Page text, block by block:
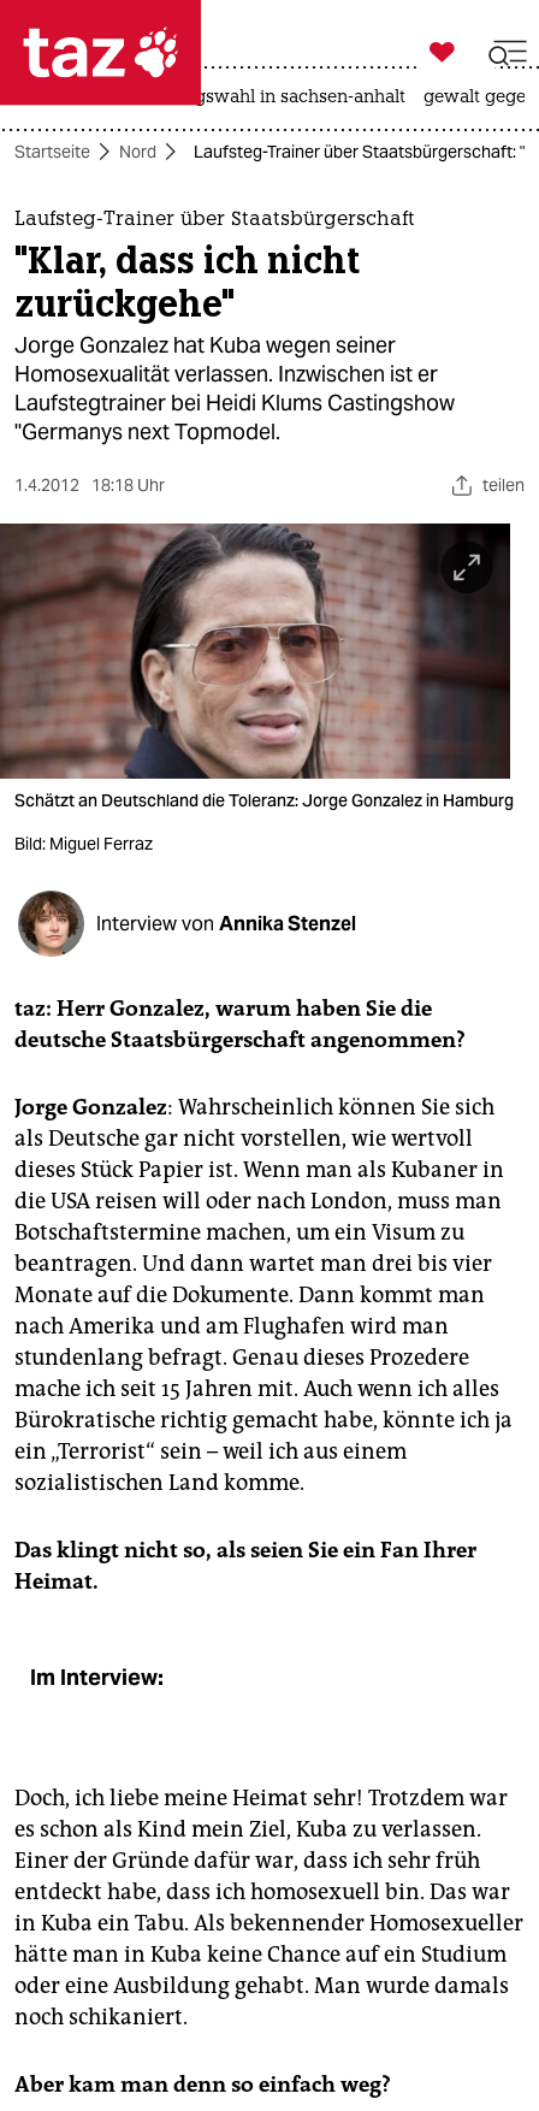
 taz zahl ich
taz zahl ich
themen
politik
öko
gesellschaft
kultur
sport
berlin
nord
wahrheit
verlag
verlag
veranstaltungen
shop
fragen & hilfe
unterstützen
genossenschaft

taz zahl ich
landtagswahl in sachsen-anhalt gewalt
Startseite Nord Laufsteg-Trainer über Staatsbürgerschaft:
Laufsteg-Trainer über Staatsbürgerschaft
"Klar, dass ich nicht
zurückgehe"
Jorge Gonzalez hat Kuba wegen seiner
Homosexualität verlassen. Inzwischen ist er
Laufstegtrainer bei Heidi Klums Castingshow
"Germanys next Topmodel.
1.4.2012 18:18 Uhr teilen
Schätzt an Deutschland die Toleranz: Jorge Gonzalez in Hamburg
Bild: Miguel Ferraz
Interview von Annika Stenzel
taz: Herr Gonzalez, warum haben Sie die
deutsche Staatsbürgerschaft angenommen?
Jorge Gonzalez: Wahrscheinlich können Sie sich
als Deutsche gar nicht vorstellen, wie wertvoll
dieses Stück Papier ist. Wenn man als Kubaner in
die USA reisen will oder nach London, muss man
Botschaftstermine machen, um ein Visum zu
beantragen. Und dann wartet man drei bis vier
Monate auf die Dokumente. Dann kommt man
nach Amerika und am Flughafen wird man
stundenlang befragt. Genau dieses Prozedere
mache ich seit 15 Jahren mit. Auch wenn ich alles
Bürokratische richtig gemacht habe, könnte ich ja
ein „Terrorist“ sein – weil ich aus einem
sozialistischen Land komme.
Das klingt nicht so, als seien Sie ein Fan Ihrer
Heimat.
Im Interview:
Doch, ich liebe meine Heimat sehr! Trotzdem war
es schon als Kind mein Ziel, Kuba zu verlassen.
Einer der Gründe dafür war, dass ich sehr früh
entdeckt habe, dass ich homosexuell bin. Das war
in Kuba ein Tabu. Als bekennender Homosexueller
hätte man in Kuba keine Chance auf ein Studium
oder eine Ausbildung gehabt. Man wurde damals
noch schikaniert.
Aber kam man denn so einfach weg?